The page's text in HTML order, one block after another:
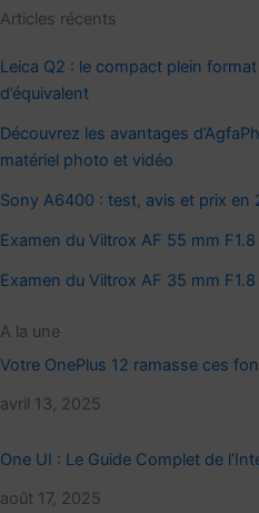
Articles récents
Leica Q2 : le compact plein format
d’équivalent
Découvrez les avantages
matériel photo et vidéo
Sony A6400 : test, avis et prix en
Examen du Viltrox AF 55 mm F1.8
Examen du Viltrox AF 35 mm F1.8
A la une
Votre OnePlus 12 ramasse ces
Date
avril 13, 2025
One UI : Le Guide Complet de
Date
août 17, 2025